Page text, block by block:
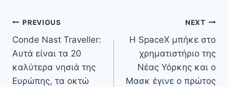
Πλοήγηση
άρθρων
PREVIOUS
Conde Nast Traveller:
Αυτά είναι τα 20
καλύτερα νησιά της
Ευρώπης, τα οκτώ
NEXT
Η SpaceX μπήκε στο
χρηματιστήριο της
Νέας Υόρκης και ο
Μασκ έγινε ο πρώτος